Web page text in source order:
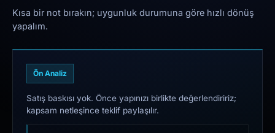
Kısa bir not bırakın; uygunluk durumuna göre hızlı dönüş
yapalım.
Ön Analiz
Satış baskısı yok. Önce yapınızı birlikte değerlendiririz;
kapsam netleşince teklif paylaşılır.